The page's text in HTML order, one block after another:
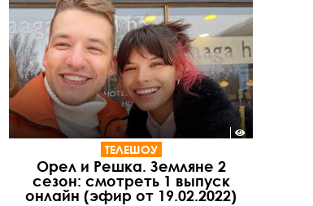
ТЕЛЕШОУ
Орел и Решка. Земляне 2
сезон: смотреть 1 выпуск
онлайн (эфир от 19.02.2022)